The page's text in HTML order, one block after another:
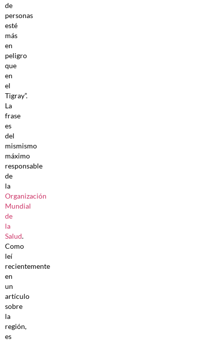
de
personas
esté
más
en
peligro
que
en
el
Tigray”.
La
frase
es
del
mismismo
máximo
responsable
de
la
Organización
Mundial
de
la
Salud.
Como
leí
recientemente
en
un
artículo
sobre
la
región,
es